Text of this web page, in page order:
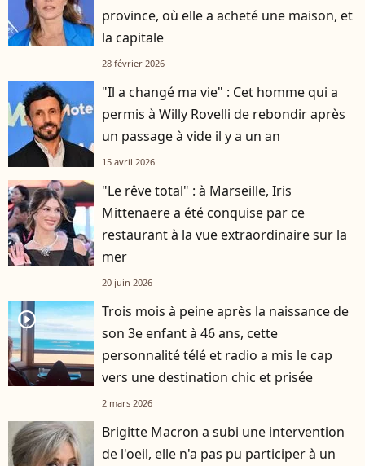
province, où elle a acheté une maison, et
la capitale
28 février 2026
"Il a changé ma vie" : Cet homme qui a
permis à Willy Rovelli de rebondir après
un passage à vide il y a un an
15 avril 2026
"Le rêve total" : à Marseille, Iris
Mittenaere a été conquise par ce
restaurant à la vue extraordinaire sur la
mer
20 juin 2026
player2
Trois mois à peine après la naissance de
son 3e enfant à 46 ans, cette
personnalité télé et radio a mis le cap
vers une destination chic et prisée
2 mars 2026
Brigitte Macron a subi une intervention
de l'oeil, elle n'a pas pu participer à un